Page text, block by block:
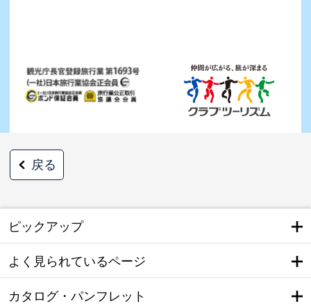
戻る
ピックアップ
よく見られているページ
カタログ・パンフレット